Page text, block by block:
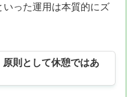
った運用は本質的にズ
則として休憩ではあ